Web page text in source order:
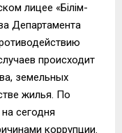
лицее «Білім-
Департамента
происходит
земельных
жилья. По
сегодня
коррупции.